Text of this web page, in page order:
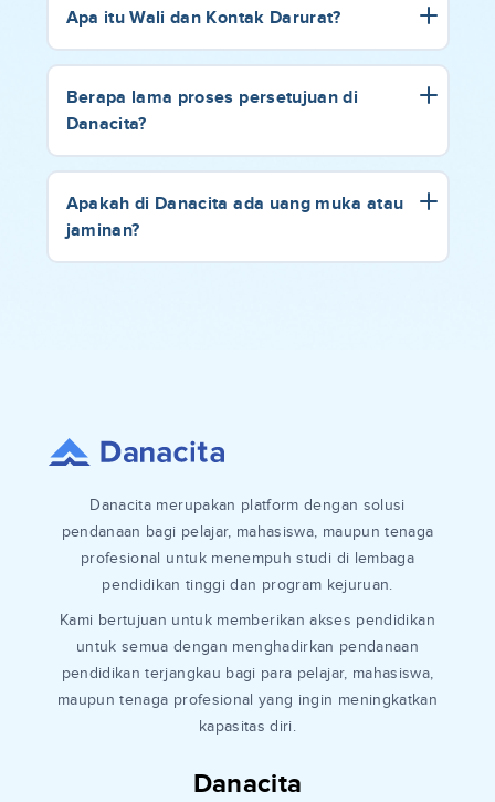
Apa itu Wali dan Kontak Darurat?
Berapa lama proses persetujuan di
Danacita?
Apakah di Danacita ada uang muka atau
jaminan?
Danacita
Danacita merupakan platform dengan solusi
pendanaan bagi pelajar, mahasiswa, maupun tenaga
profesional untuk menempuh studi di lembaga
pendidikan tinggi dan program kejuruan.
Kami bertujuan untuk memberikan akses pendidikan
untuk semua dengan menghadirkan pendanaan
pendidikan terjangkau bagi para pelajar, mahasiswa,
maupun tenaga profesional yang ingin meningkatkan
kapasitas diri.